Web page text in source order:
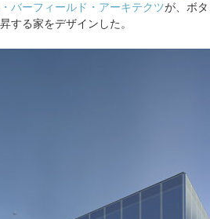
バーフィールド・アーキテクツが、ボ
する家をデザインした。